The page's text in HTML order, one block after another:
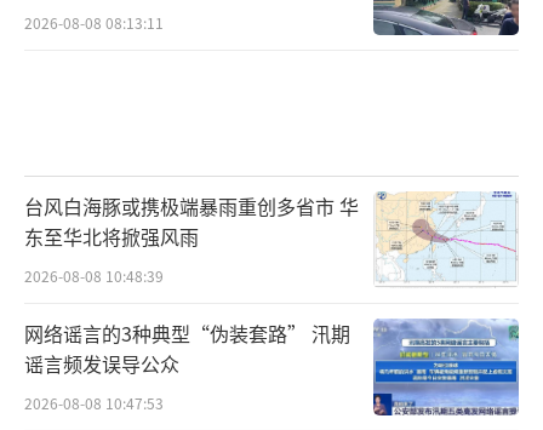
2026-08-08 08:13:11
台风白海豚或携极端暴雨重创多省市 华
东至华北将掀强风雨
2026-08-08 10:48:39
网络谣言的3种典型“伪装套路” 汛期
谣言频发误导公众
2026-08-08 10:47:53